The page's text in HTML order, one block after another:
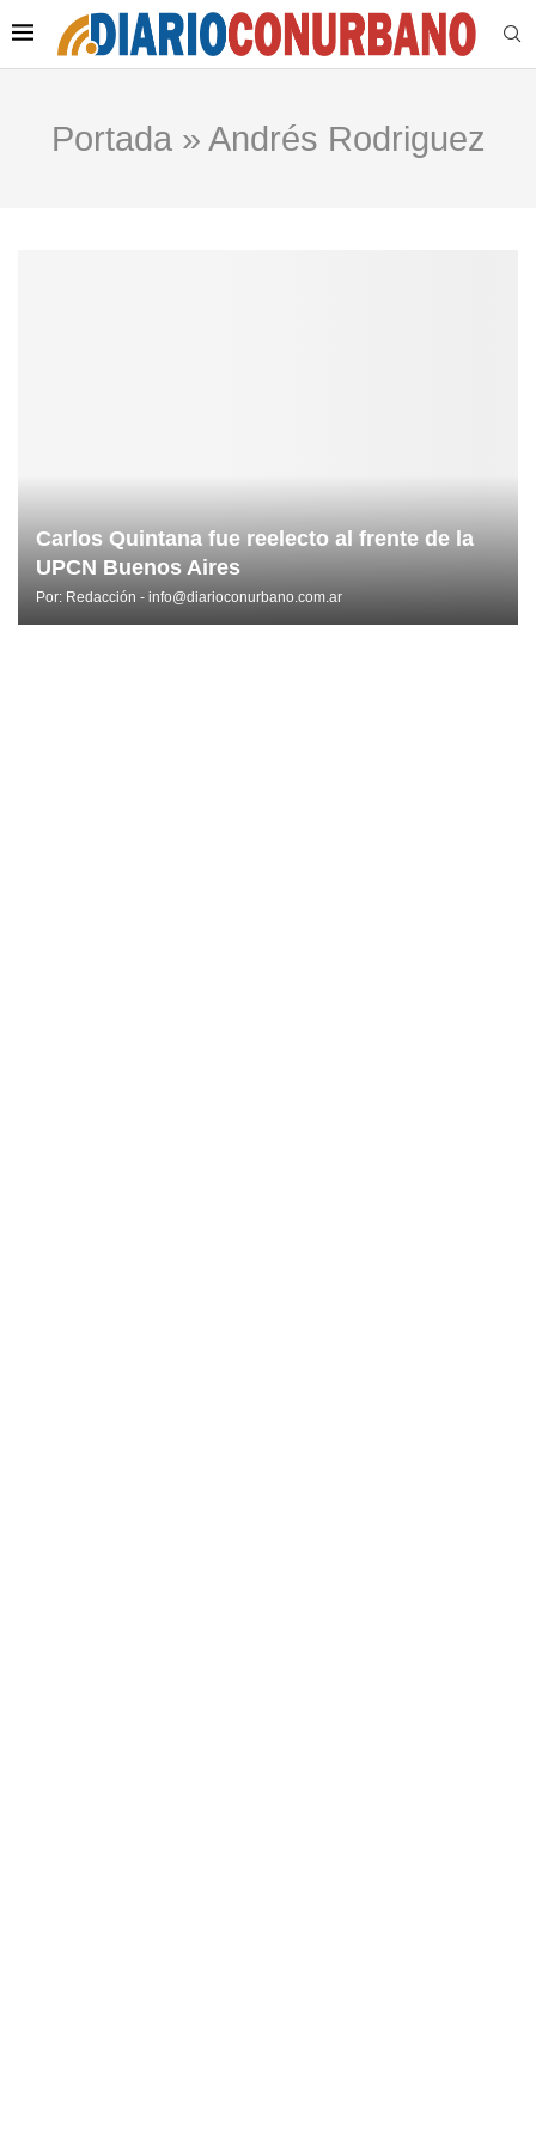
Portada» Andrés Rodriguez
Carlos Quintana fue reelecto al frente de la
UPCN Buenos Aires
Por: Redacción - info@diarioconurbano.com.ar